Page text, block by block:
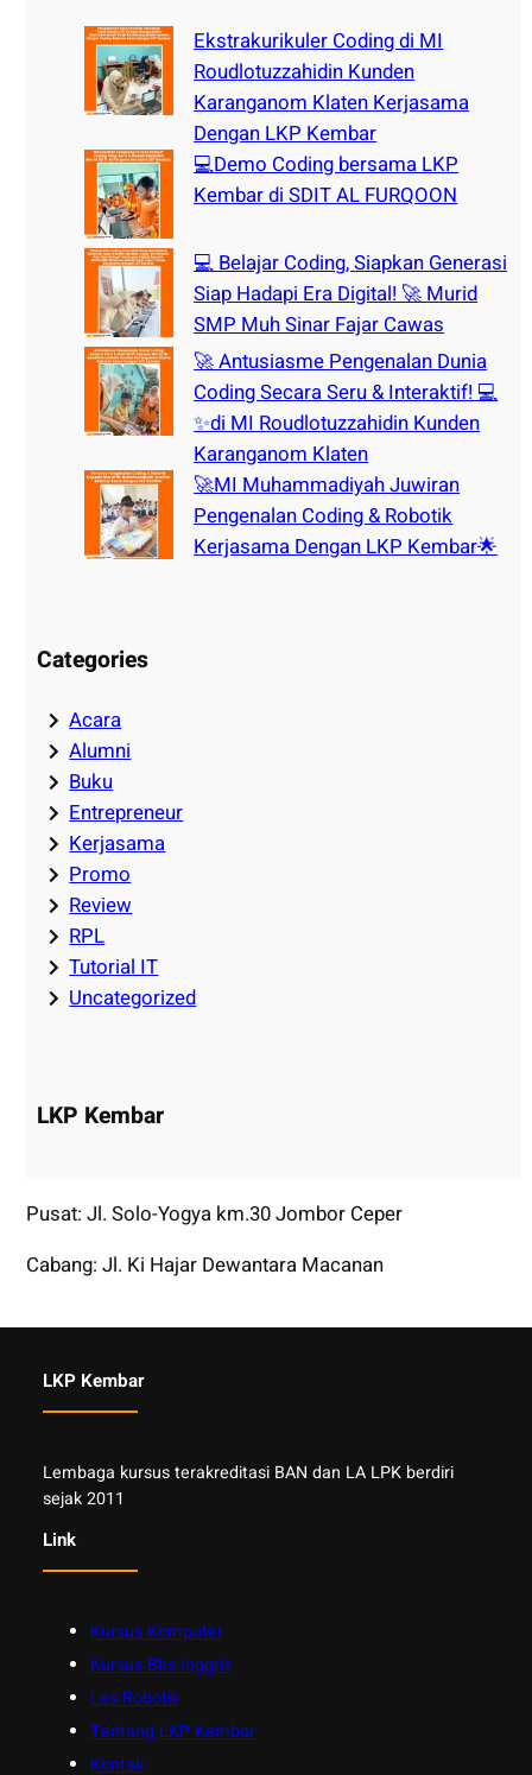
Ekstrakurikuler Coding di MI
Roudlotuzzahidin Kunden
Karanganom Klaten Kerjasama
Dengan LKP Kembar
💻Demo Coding bersama LKP
Kembar di SDIT AL FURQOON
💻 Belajar Coding, Siapkan Generasi
Siap Hadapi Era Digital! 🚀 Murid
SMP Muh Sinar Fajar Cawas
🚀 Antusiasme Pengenalan Dunia
Coding Secara Seru & Interaktif! 💻
✨di MI Roudlotuzzahidin Kunden
Karanganom Klaten
🚀MI Muhammadiyah Juwiran
Pengenalan Coding & Robotik
Kerjasama Dengan LKP Kembar🌟
Categories
Acara
Alumni
Buku
Entrepreneur
Kerjasama
Promo
Review
RPL
Tutorial IT
Uncategorized
LKP Kembar
Pusat: Jl. Solo-Yogya km.30 Jombor Ceper
Cabang: Jl. Ki Hajar Dewantara Macanan
LKP Kembar
Lembaga kursus terakreditasi BAN dan LA LPK berdiri
sejak 2011
Link
Kursus Komputer
Kursus Bhs Inggris
Les Robotik
Tentang LKP Kembar
Kontak